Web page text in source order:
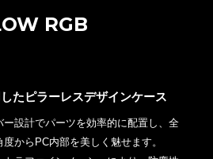
RGB
たピラーレスデザインケース
設計でパーツを効率的に配置し、全
からPC内部を美しく魅せます。